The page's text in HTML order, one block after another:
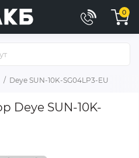
0
Deye SUN-10K-SG04LP3-EU
Deye SUN-10K-